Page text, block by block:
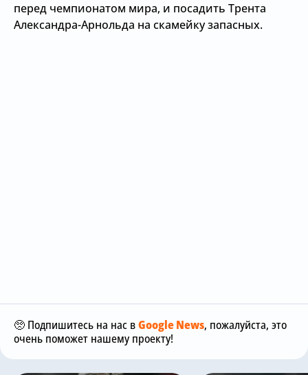
перед чемпионатом мира, и посадить Трента
Александра-Арнольда на скамейку запасных.
🥺 Подпишитесь на нас вGoogle News, пожалуйста, это
очень поможет нашему проекту!